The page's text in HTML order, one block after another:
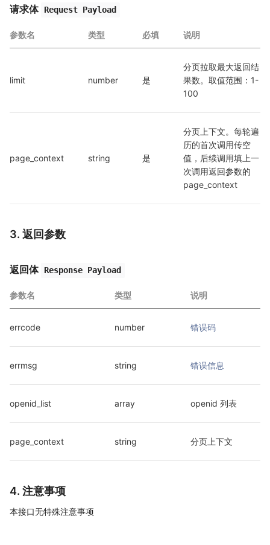
请求体 Request Payload
参数名 类型 必填 说明
limit number 是
分页拉取最大返回结
果数。取值范围：1-
100
page_context string 是
分页上下文。每轮遍
历的首次调用传空
值，后续调用填上一
次调用返回参数的
page_context
3. 返回参数
返回体 Response Payload
参数名 类型 说明
errcode number 错误码
errmsg string 错误信息
openid_list array openid 列表
page_context string 分页上下文
4. 注意事项
本接口无特殊注意事项